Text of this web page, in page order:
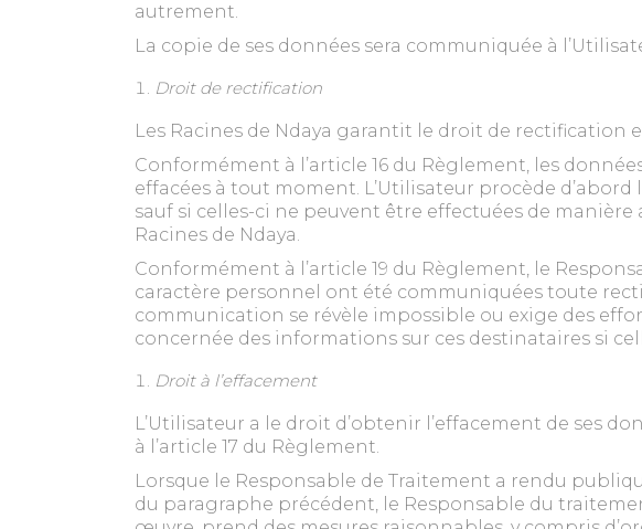
autrement.
La copie de ses données sera communiquée à
Droit de rectification
Les Racines de Ndaya garantit le droit de rectification
Conformément à l’article 16 du Règlement, les
effacées à tout moment. L’Utilisateur procède
sauf si celles-ci ne peuvent être effectuées de
Racines de Ndaya.
Conformément à l’article 19 du Règlement, le
caractère personnel ont été communiquées toute
communication se révèle impossible ou exige des
concernée des informations sur ces destinataires si
Droit à l’effacement
L’Utilisateur a le droit d’obtenir l’effacement de ses
à l’article 17 du Règlement.
Lorsque le Responsable de Traitement a rendu
du paragraphe précédent, le Responsable du